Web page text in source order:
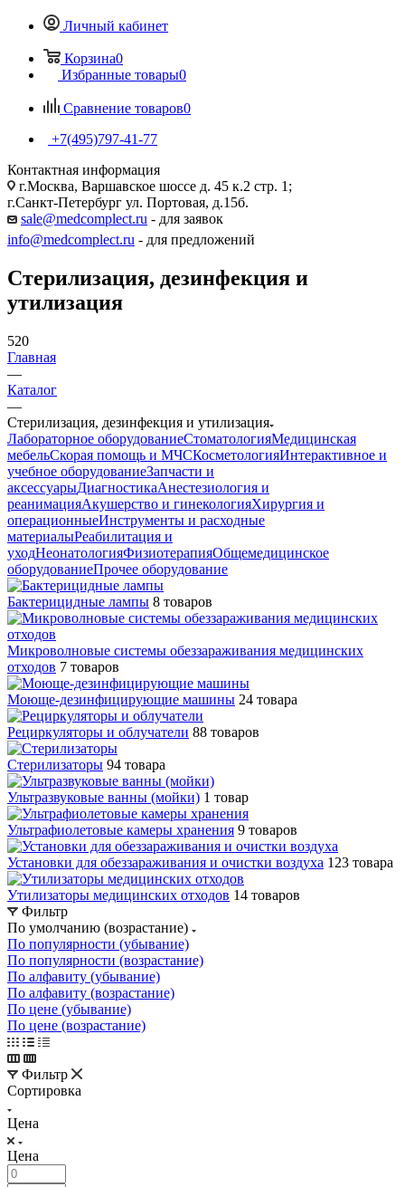
Личный кабинет
Корзина0
Избранные товары0
Сравнение товаров0
+7(495)797-41-77
Контактная информация
г.Москва, Варшавское шоссе д. 45 к.2 стр. 1;
г.Санкт-Петербург ул. Портовая, д.15б.
sale@medcomplect.ru - для заявок
info@medcomplect.ru - для предложений
Стерилизация, дезинфекция и
утилизация
520
Главная
—
Каталог
—
Стерилизация, дезинфекция и утилизация
Лабораторное оборудованиеСтоматологияМедицинская
мебельСкорая помощь и МЧСКосметологияИнтерактивное и
учебное оборудованиеЗапчасти и
аксессуарыДиагностикаАнестезиология и
реанимацияАкушерство и гинекологияХирургия и
операционныеИнструменты и расходные
материалыРеабилитация и
уходНеонатологияФизиотерапияОбщемедицинское
оборудованиеПрочее оборудование
Бактерицидные лампы 8 товаров
Микроволновые системы обеззараживания медицинских
отходов 7 товаров
Моюще-дезинфицирующие машины 24 товара
Рециркуляторы и облучатели 88 товаров
Стерилизаторы 94 товара
Ультразвуковые ванны (мойки) 1 товар
Ультрафиолетовые камеры хранения 9 товаров
Установки для обеззараживания и очистки воздуха 123 товара
Утилизаторы медицинских отходов 14 товаров
Фильтр
По умолчанию (возрастание)
По популярности (убывание)
По популярности (возрастание)
По алфавиту (убывание)
По алфавиту (возрастание)
По цене (убывание)
По цене (возрастание)
Фильтр
Сортировка
Цена
Цена